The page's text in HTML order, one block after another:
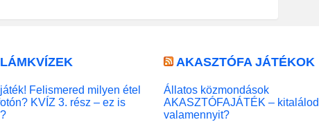
Felismered milyen étel
KVÍZ 3. rész – ez is
AKASZTÓFA JÁTÉKOK
Állatos közmondások
AKASZTÓFAJÁTÉK – kitalálod
valamennyit?